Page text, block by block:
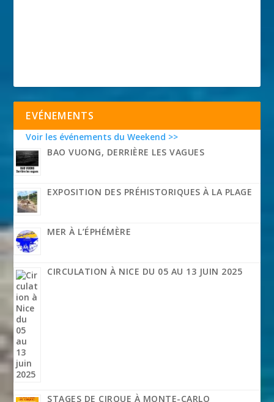
EVÉNEMENTS
Voir les événements du Weekend >>
BAO VUONG, DERRIÈRE LES VAGUES
EXPOSITION DES PRÉHISTORIQUES À LA PLAGE
MER À L’ÉPHÉMÈRE
CIRCULATION À NICE DU 05 AU 13 JUIN 2025
STAGES DE CIRQUE À MONTE-CARLO